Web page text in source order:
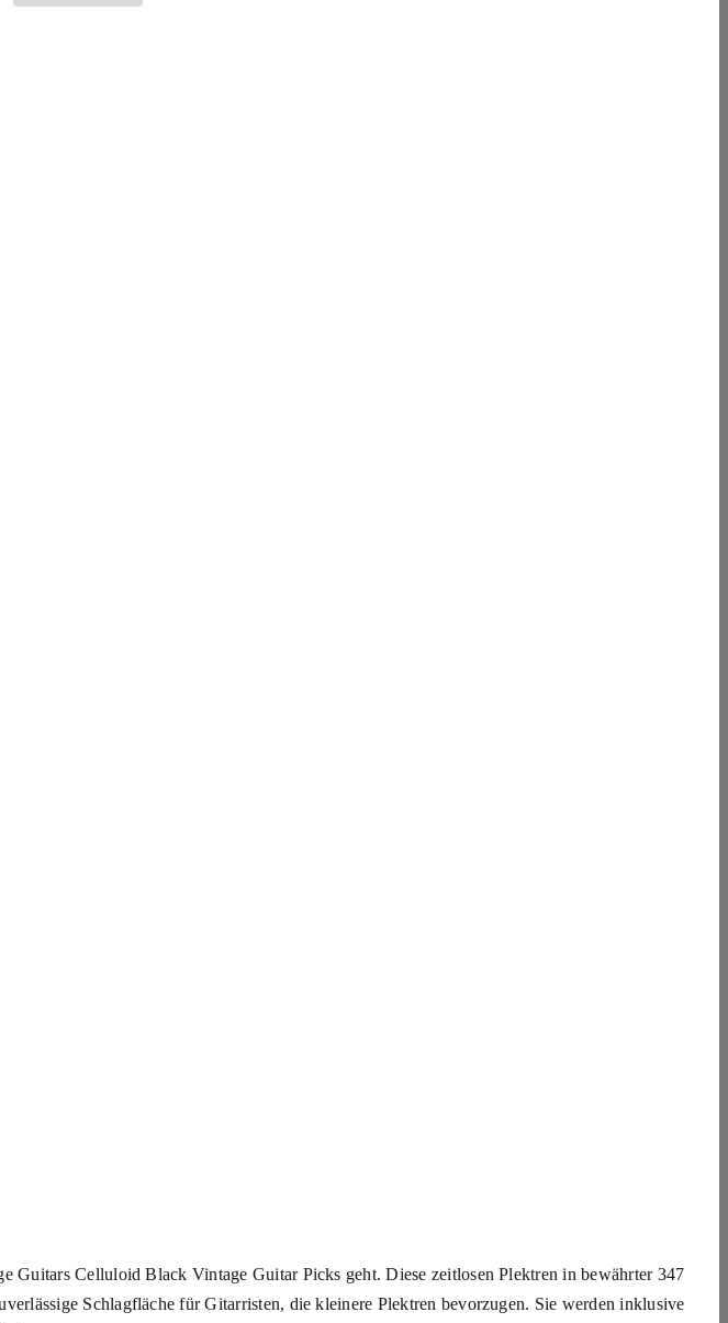
Guitars Celluloid Black Vintage Guitar Picks geht. Diese zeitlosen Plektren in bewährter 347
Schlagfläche für Gitarristen, die kleinere Plektren bevorzugen. Sie werden inklusive